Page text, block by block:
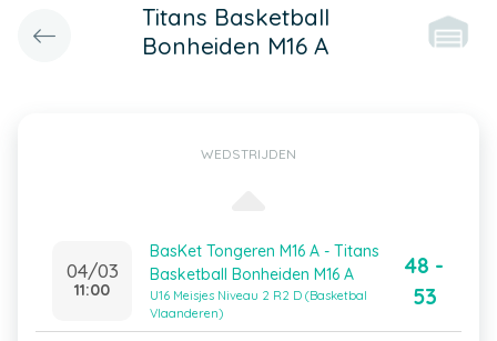
Titans Basketball
Bonheiden M16 A
WEDSTRIJDEN
04/03
11:00
BasKet Tongeren M16 A - Titans
Basketball Bonheiden M16 A
U16 Meisjes Niveau 2 R2 D (Basketbal
Vlaanderen)
48 -
53